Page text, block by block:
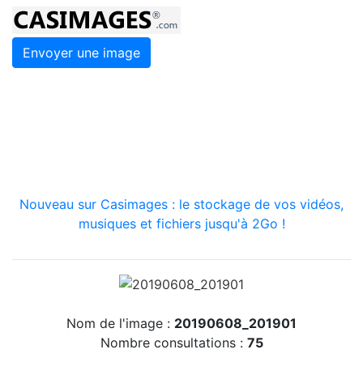
Envoyer une image
Nouveau sur Casimages : le stockage de vos vidéos,
musiques et fichiers jusqu'à 2Go !
Nom de l'image : 20190608_201901
Nombre consultations : 75